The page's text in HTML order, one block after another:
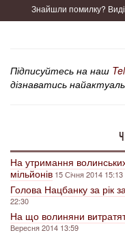
Знайшли помилку?
Підписуйтесь на наш
дізнаватись
На утримання
мільйонів 15 Січня 2014 15:13
Голова Нацбанку за рік
22:30
На що волиняни
Вересня 2014 13:59